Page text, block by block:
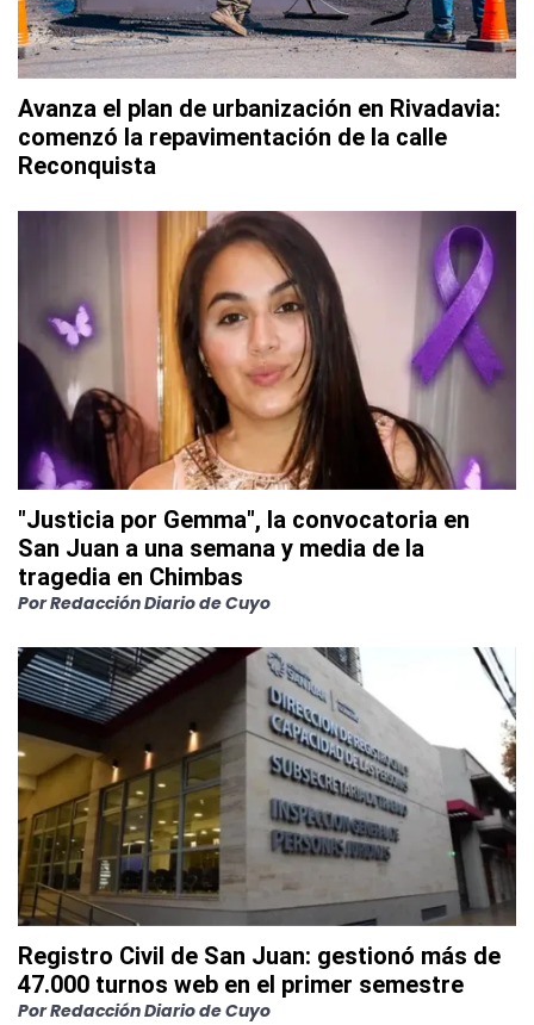
Avanza el plan de urbanización en Rivadavia:
comenzó la repavimentación de la calle
Reconquista
"Justicia por Gemma", la convocatoria en
San Juan a una semana y media de la
tragedia en Chimbas
PorRedacción Diario de Cuyo
Registro Civil de San Juan: gestionó más de
47.000 turnos web en el primer semestre
PorRedacción Diario de Cuyo